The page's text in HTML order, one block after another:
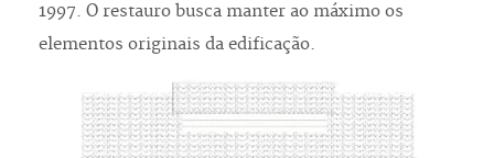
1997. O restauro busca manter ao máximo os
elementos originais da edificação.